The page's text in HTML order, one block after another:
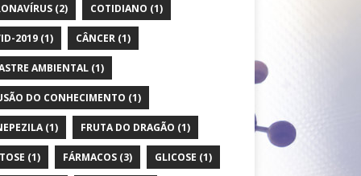
(2) COTIDIANO (1)
2019(1) CÂNCER(1)
AMBIENTAL(1)
DO CONHECIMENTO (1)
(1) FRUTA DO DRAGÃO (1)
(1) FÁRMACOS(3) GLICOSE (1)